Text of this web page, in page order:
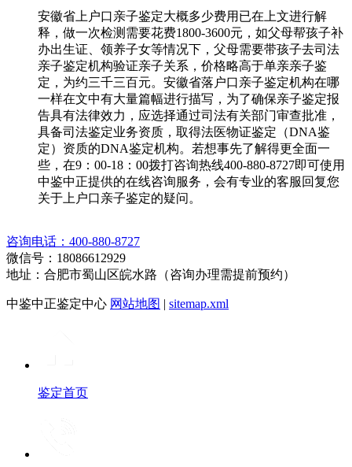
安徽省上户口亲子鉴定大概多少费用已在上文进行解
释，做一次检测需要花费1800-3600元，如父母帮孩子补
办出生证、领养子女等情况下，父母需要带孩子去司法
亲子鉴定机构验证亲子关系，价格略高于单亲亲子鉴
定，为约三千三百元。安徽省落户口亲子鉴定机构在哪
一样在文中有大量篇幅进行描写，为了确保亲子鉴定报
告具有法律效力，应选择通过司法有关部门审查批准，
具备司法鉴定业务资质，取得法医物证鉴定（DNA鉴
定）资质的DNA鉴定机构。若想事先了解得更全面一
些，在9：00-18：00拨打咨询热线400-880-8727即可使用
中鉴中正提供的在线咨询服务，会有专业的客服回复您
关于上户口亲子鉴定的疑问。
咨询电话：400-880-8727
微信号：18086612929
地址：合肥市蜀山区皖水路（咨询办理需提前预约）
中鉴中正鉴定中心 网站地图 | sitemap.xml
鉴定首页